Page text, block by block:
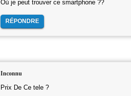
Où je peut trouver ce smartphone ??
RÉPONDRE
Inconnu
Prix De Ce tele ?